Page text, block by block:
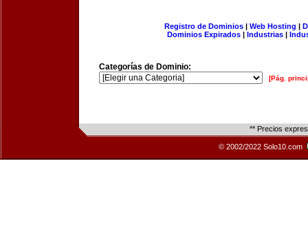
Registro de Dominios| Web Hosting |
Dominios Expirados | Industrias |
Categorías de Dominio:
[Pág.
** Precios
© 2002/2022 Solo10.com